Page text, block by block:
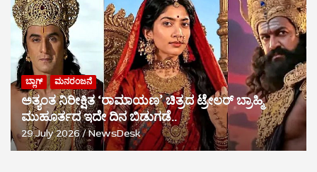
ಬ್ಲಾಗ್ ಮನರಂಜನೆ
ಅತ್ಯಂತ ನಿರೀಕ್ಷಿತ ‘ರಾಮಾಯಣ’ ಚಿತ್ರದ ಟ್ರೇಲರ್ ಬ್ರಾಹ್ಮಿ
ಮುಹೂರ್ತದ ಇದೇ ದಿನ ಬಿಡುಗಡೆ..
29 July 2026 NewsDesk